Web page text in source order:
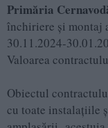
Primăria
închiriere și montaj
30.11.2024-
Valoarea
Obiectul
cu toate instalațiile